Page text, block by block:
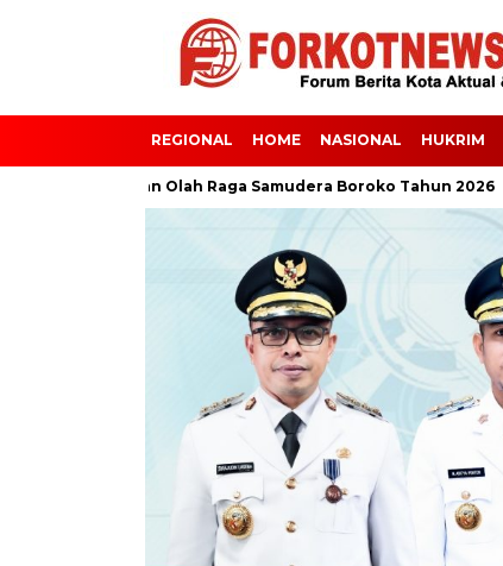
REGIONAL HOME NASIONAL HUKRIM
Putri Pekan Olah Raga Samudera Boroko Tahun 2026